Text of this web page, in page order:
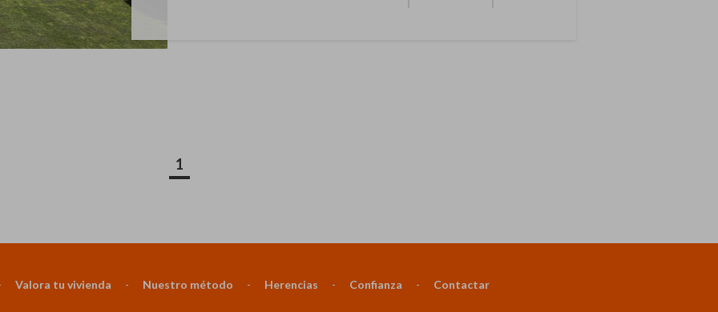
1
Valora tu vivienda - Nuestro método - Herencias - Confianza - Contactar